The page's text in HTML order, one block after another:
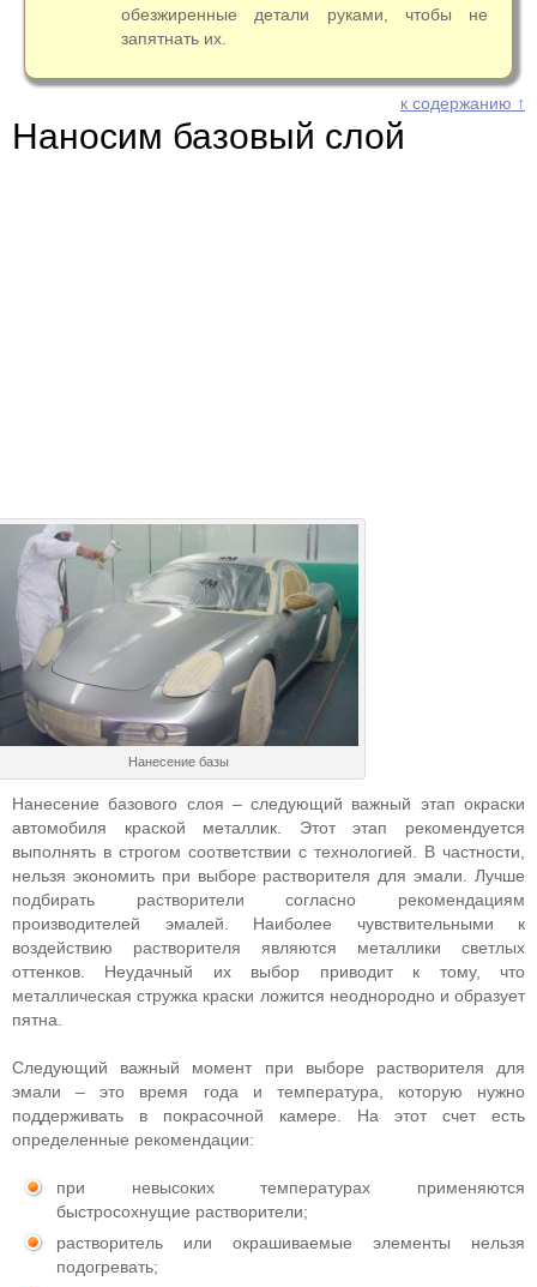
обезжиренные детали руками, чтобы не
запятнать их.
к содержанию ↑
Наносим базовый слой
Нанесение базы
Нанесение базового слоя – следующий важный этап окраски
автомобиля краской металлик. Этот этап рекомендуется
выполнять в строгом соответствии с технологией. В частности,
нельзя экономить при выборе растворителя для эмали. Лучше
подбирать растворители согласно рекомендациям
производителей эмалей. Наиболее чувствительными к
воздействию растворителя являются металлики светлых
оттенков. Неудачный их выбор приводит к тому, что
металлическая стружка краски ложится неоднородно и образует
пятна.
Следующий важный момент при выборе растворителя для
эмали – это время года и температура, которую нужно
поддерживать в покрасочной камере. На этот счет есть
определенные рекомендации:
при невысоких температурах применяются
быстросохнущие растворители;
растворитель или окрашиваемые элементы нельзя
подогревать;